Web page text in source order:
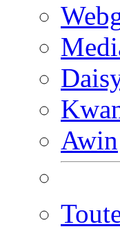
Awin